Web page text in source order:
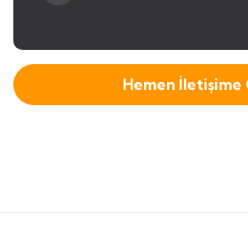
Hemen İletişime